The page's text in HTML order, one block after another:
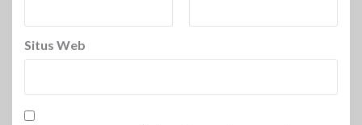
Situs Web